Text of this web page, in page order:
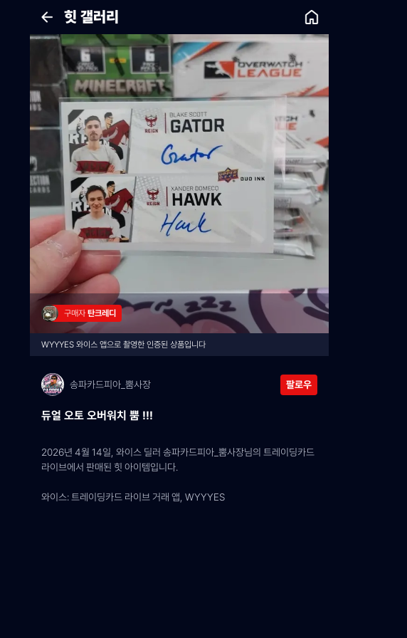
힛 갤러리
구매자 탄크레디
WYYYES 와이스 앱으로 촬영한 인증된 상품입니다
송파카드피아_뿜사장 팔로우
듀얼 오토 오버워치 뿜 !!!
2026년 4월 14일, 와이스 딜러 송파카드피아_뿜사장님의 트레이딩카드
라이브에서 판매된 힛 아이템입니다.
와이스: 트레이딩카드 라이브 거래 앱, WYYYES